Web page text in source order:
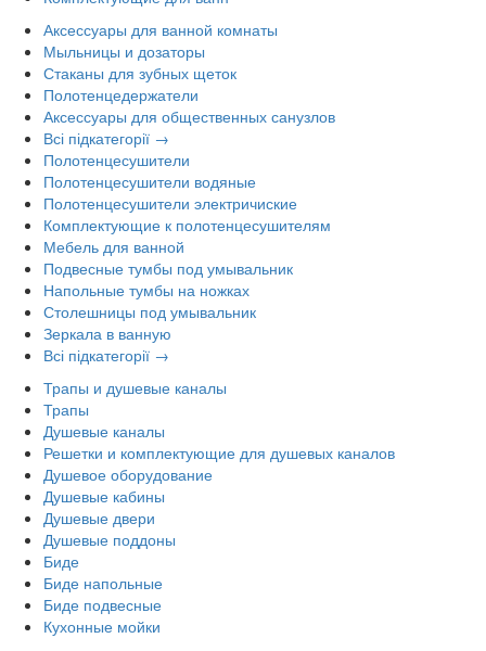
Аксессуары для ванной комнаты
Мыльницы и дозаторы
Стаканы для зубных щеток
Полотенцедержатели
Аксессуары для общественных санузлов
Всі підкатегорії →
Полотенцесушители
Полотенцесушители водяные
Полотенцесушители электричиские
Комплектующие к полотенцесушителям
Мебель для ванной
Подвесные тумбы под умывальник
Напольные тумбы на ножках
Столешницы под умывальник
Зеркала в ванную
Всі підкатегорії →
Трапы и душевые каналы
Трапы
Душевые каналы
Решетки и комплектующие для душевых каналов
Душевое оборудование
Душевые кабины
Душевые двери
Душевые поддоны
Биде
Биде напольные
Биде подвесные
Кухонные мойки